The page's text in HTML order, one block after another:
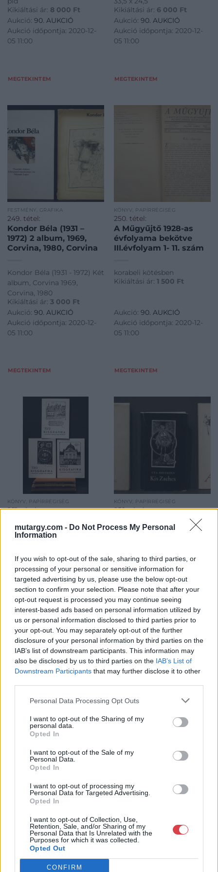
mutargy.com - Do Not Process My Personal
Information
If you wish to opt-out of the sale, sharing to third parties, or
processing of your personal or sensitive information for
targeted advertising by us, please use the below opt-out
section to confirm your selection. Please note that after your
opt-out request is processed you may continue seeing
interest-based ads based on personal information utilized by
us or personal information disclosed to third parties prior to
your opt-out. You may separately opt-out of the further
disclosure of your personal information by third parties on the
IAB’s list of downstream participants. This information may
also be disclosed by us to third parties on the IAB’s List of
Downstream Participants that may further disclose it to other
Personal Data Processing Opt Outs
I want to opt-out of the Sharing of my
personal data.
Opted In
I want to opt-out of the Sale of my
Personal Data.
Opted In
I want to opt-out of processing my
Personal Data for Targeted Advertising.
Opted In
I want to opt-out of Collection, Use,
Retention, Sale, and/or Sharing of my
Personal Data that Is Unrelated with the
Purposes for which it was collected.
Opted Out
CONFIRM
Kikiáltási ár: 8 000 Ft
Aukció: 90. AUKCIÓ
Aukció időpontja: 2020-12-
05 11:00
MEGTEKINTEM
Kikiáltási ár: 6 000 Ft
Aukció: 90. AUKCIÓ
Aukció időpontja: 2020-12-
05 11:00
MEGTEKINTEM
FESTMÉNY, GRAFIKA
249. tétel:
Kondor Béla (1931 –
1972) 2 album, 1969,
Corvina, 1980, Corvina
Kondor Béla (1931 - 1972) Két
album, Corvina 1969,
Corvina, 1980
Kikiáltási ár: 3 000 Ft
Aukció: 90. AUKCIÓ
Aukció időpontja: 2020-12-
05 11:00
MEGTEKINTEM
KÖNYV, PAPÍRRÉGISÉG
250. tétel:
A Műgyűjtő 1928-as
évfolyama bekötve
III.évfolyam 1- 11. szám
korabeli kötésben
Kikiáltási ár: 1 500 Ft
Aukció: 90. AUKCIÓ
Aukció időpontja: 2020-12-
05 11:00
MEGTEKINTEM
KÖNYV, PAPÍRRÉGISÉG
251. tétel:
1972,1974,1976 teljes
évfolyamok bekötve,
számok
Kisgrafika folyóiratok
1972,1974,1976 teljes
évfolyamok bekötve,
1973/2,1973/3, 1987/2-3
számok
Kikiáltási ár:3 000 Ft
Aukció:90. AUKCIÓ
Aukció időpontja: 2020-12-
05 11:00
MEGTEKINTEM
KÖNYV, PAPÍRRÉGISÉG
252. tétel:
könyv: Csernus Tibor
Fronius ZWeig: Ámok,
Helikon 1972, megj.31
100 pld., Werner
Klemke Hofmann: Kis
Zaches, Helikon
1963,megj.: 7900/1243
Három illusztrált könyv:
Csernus Tibor Cyrano,
Európa 1963, H. Fronius
ZWeig: Ámok, Helikon 1972,
W. K. Hofmann: Kis Zaches,
Helikon 1963
Kikiáltási ár:5 500Ft
Aukció:90. AUKCIÓ
Aukció időpontja: 2020-12-
05 11:00
MEGTEKINTEM
KÖNYV, PAPÍRRÉGISÉG
253. tétel:
könyve: Budapest,
Hommage a’ Piranesi,
Tiara Zrt
2006.megjelent 800
pld, 150/105, dedikált
Takáts Márton (1971) könyve:
KÖNYV, PAPÍRRÉGISÉG
"TÓTal questions by
TÓT", 1974 – 2. kiadás
1981, Edition
– 600 pld